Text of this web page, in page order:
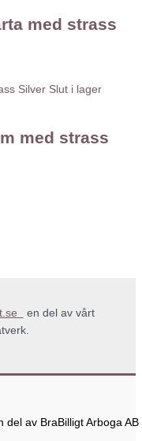
med strass
Slut i lager
med strass
en del av vårt
del av BraBilligt Arboga AB